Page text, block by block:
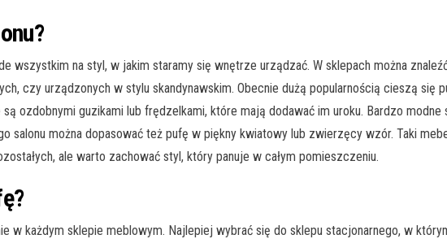
wszystkim na styl, w jakim staramy się wnętrze urządzać. W sklepach można
czy urządzonych w stylu skandynawskim. Obecnie dużą popularnością cieszą się
ozdobnymi guzikami lub frędzelkami, które mają dodawać im uroku. Bardzo
salonu można dopasować też pufę w piękny kwiatowy lub zwierzęcy wzór. Taki
ale warto zachować styl, który panuje w całym pomieszczeniu.
w każdym sklepie meblowym. Najlepiej wybrać się do sklepu stacjonarnego, w